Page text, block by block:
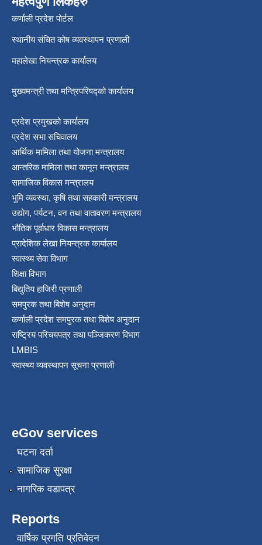
कर्णाली प्रदेश पोर्टल
स्थानीय संचित कोष व्यवस्थापन प्रणाली
महालेखा नियन्त्रक कार्यालय
मुख्यमन्त्री तथा मन्त्रिपरिषद्को कार्यालय
प्रदेश प्रमुखको कार्यालय
प्रदेश सभा सचिवालय
आर्थिक मामिला तथा योजना मन्त्रालय
आन्तरिक मामिला तथा कानून मन्त्रालय
सामाजिक विकास मन्त्रालय
भुमि व्यवस्था, कृषि तथा सहकारी मन्त्रालय
उद्योग, पर्यटन, वन तथा वातावरण मन्त्रालय
भौतिक पूर्वाधार विकास मन्त्रालय
प्रादेशिक लेखा नियन्त्रक कार्यालय
स्वास्थ्य सेवा विभाग
शिक्षा विभाग
बिद्युतिय हाजिरी प्रणाली
समपुरक तथा बिशेष अनुदान
कर्णाली प्रदेश समपुरक तथा बिशेष अनुदान
राष्ट्रिय परिचयपत्र तथा पञ्जिकरण विभाग
LMBIS
स्वास्थ्य व्यवस्थापन सूचना प्रणाली
eGov services
घटना दर्ता
सामाजिक सुरक्षा
नागरिक वडापत्र
Reports
वार्षिक प्रगति प्रतिवेदन